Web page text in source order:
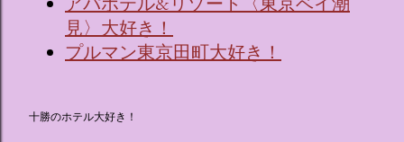
見〉大好き！
プルマン東京田町大好き！
十勝のホテル大好き！